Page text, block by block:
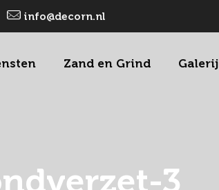
info@decorn.nl
Zand en Grind Galerij
3